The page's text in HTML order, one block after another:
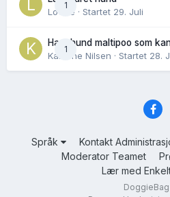
1
Lovise · Startet 29. Juli
1
Hannhund maltipoo som
Karoline Nilsen · Startet 28.
Språk Kontakt
Moderator Teamet
Lær med
DoggieBag